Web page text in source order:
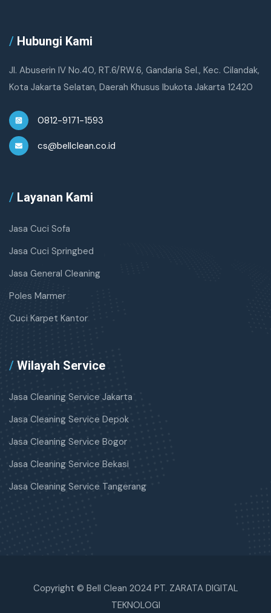
/ Hubungi Kami
Jl. Abuserin IV No.40, RT.6/RW.6, Gandaria Sel., Kec. Cilandak,
Kota Jakarta Selatan, Daerah Khusus Ibukota Jakarta 12420
0812-9171-1593
cs@bellclean.co.id
/ Layanan Kami
Jasa Cuci Sofa
Jasa Cuci Springbed
Jasa General Cleaning
Poles Marmer
Cuci Karpet Kantor
/ Wilayah Service
Jasa Cleaning Service Jakarta
Jasa Cleaning Service Depok
Jasa Cleaning Service Bogor
Jasa Cleaning Service Bekasi
Jasa Cleaning Service Tangerang
Copyright © Bell Clean 2024 PT. ZARATA DIGITAL
TEKNOLOGI